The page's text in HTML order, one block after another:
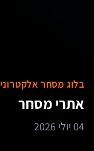
בלוג מסחר אלקטרוני
אתרי מסחר
04 יולי 2026